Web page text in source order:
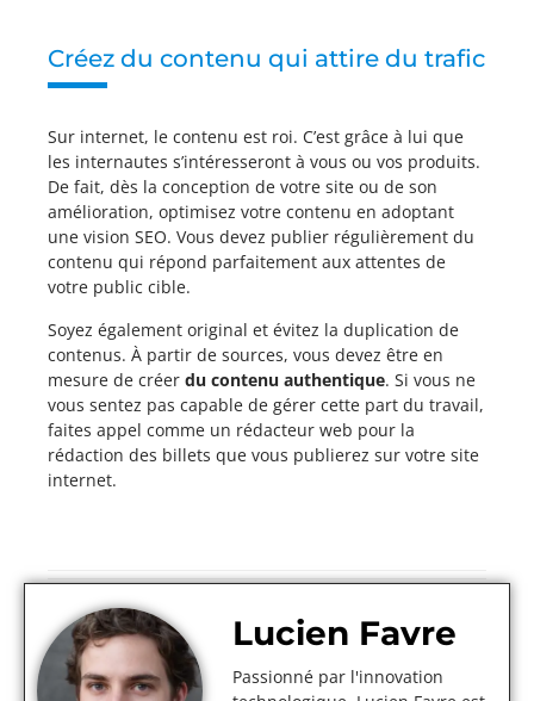
Créez du contenu qui attire du trafic
Sur internet, le contenu est roi. C’est grâce à lui que
les internautes s’intéresseront à vous ou vos produits.
De fait, dès la conception de votre site ou de son
amélioration, optimisez votre contenu en adoptant
une vision SEO. Vous devez publier régulièrement du
contenu qui répond parfaitement aux attentes de
votre public cible.
Soyez également original et évitez la duplication de
contenus. À partir de sources, vous devez être en
mesure de créer du contenu authentique. Si vous ne
vous sentez pas capable de gérer cette part du travail,
faites appel comme un rédacteur web pour la
rédaction des billets que vous publierez sur votre site
internet.
Lucien Favre
Passionné par l'innovation